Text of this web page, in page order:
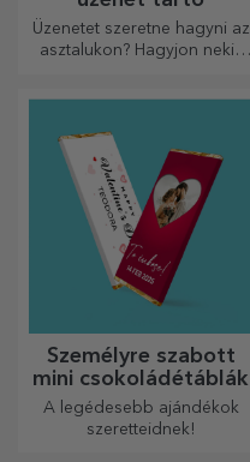
Üzenetet szeretne hagyni az
asztalukon? Hagyjon nekik
Személyre szabott
mini csokoládétáblák
A legédesebb ajándékok
szeretteidnek!